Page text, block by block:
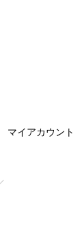
マイアカウント